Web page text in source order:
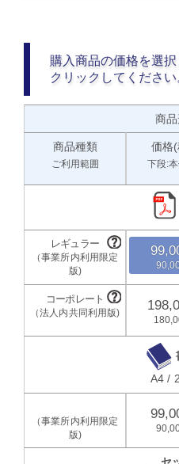
購入商品の価格を選
クリックしてください
商
商品種類
ご利用範囲
価格
下段:
A4 /
セ